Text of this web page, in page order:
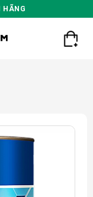
HÃNG